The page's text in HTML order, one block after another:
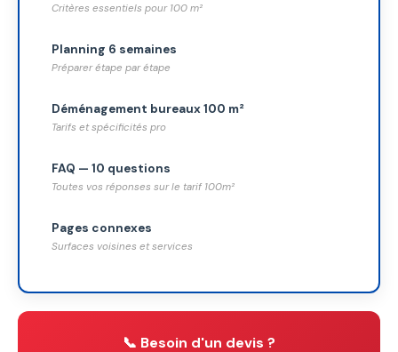
Critères essentiels pour 100 m²
Planning 6 semaines
Préparer étape par étape
Déménagement bureaux 100 m²
Tarifs et spécificités pro
FAQ — 10 questions
Toutes vos réponses sur le tarif 100m²
Pages connexes
Surfaces voisines et services
📞 Besoin d'un devis ?